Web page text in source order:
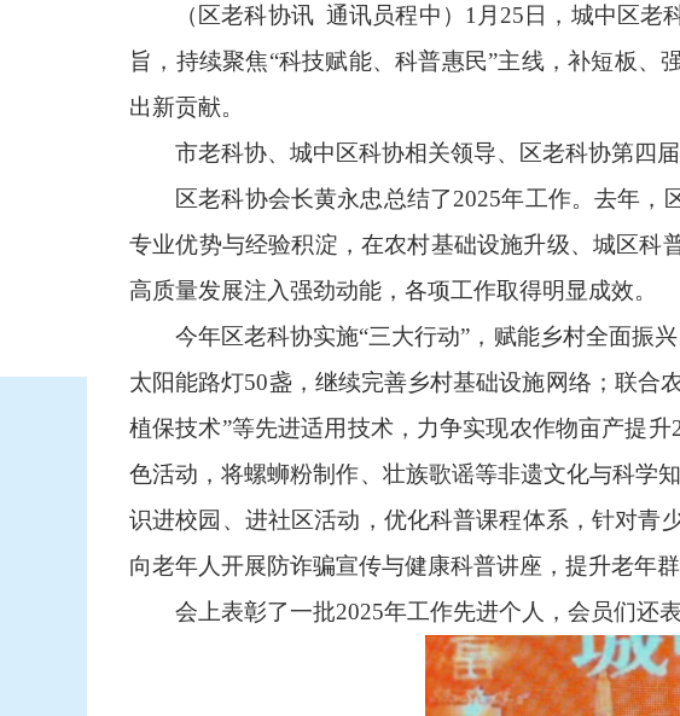
（区老科协讯 通讯员程中）1月25日，城中区
旨，持续聚焦“科技赋能、科普惠民”主线，补短板
出新贡献。
市老科协、城中区科协相关领导、区老科协第四届
区老科协会长黄永忠总结了2025年工作。去年
专业优势与经验积淀，在农村基础设施升级、城区科
高质量发展注入强劲动能，各项工作取得明显成效。
今年区老科协实施“三大行动”，赋能乡村全面振
太阳能路灯50盏，继续完善乡村基础设施网络；联合
植保技术”等先进适用技术，力争实现农作物亩产提
色活动，将螺蛳粉制作、壮族歌谣等非遗文化与科学
识进校园、进社区活动，优化科普课程体系，针对青
向老年人开展防诈骗宣传与健康科普讲座，提升老年
会上表彰了一批2025年工作先进个人，会员们还